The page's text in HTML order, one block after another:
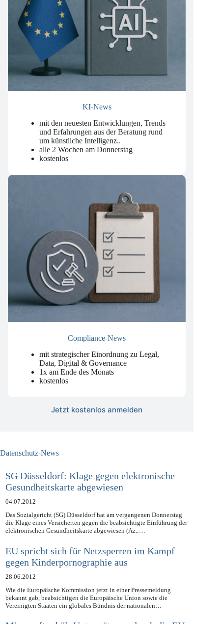
mit den neuesten Entwicklungen, Trends
und Erfahrungen aus der Beratung rund
um künstliche Intelligenz..
alle 2 Wochen am Donnerstag
mit strategischer Einordnung zu Legal,
Data, Digital & Governance
1x am Ende des Monats
SG Düsseldorf: Klage gegen elektronische
Gesundheitskarte abgewiesen
04.07.2012
Das Sozialgericht (SG) Düsseldorf hat am vergangenen Donnerstag
die Klage eines Versicherten gegen die beabsichtigte Einführung der
EU spricht sich für Netzsperren im Kampf
gegen Kinderpornographie aus
28.06.2012
Wie die Europäische Kommission jetzt in einer Pressemeldung
bekannt gab, beabsichtigen die Europäische Union sowie die